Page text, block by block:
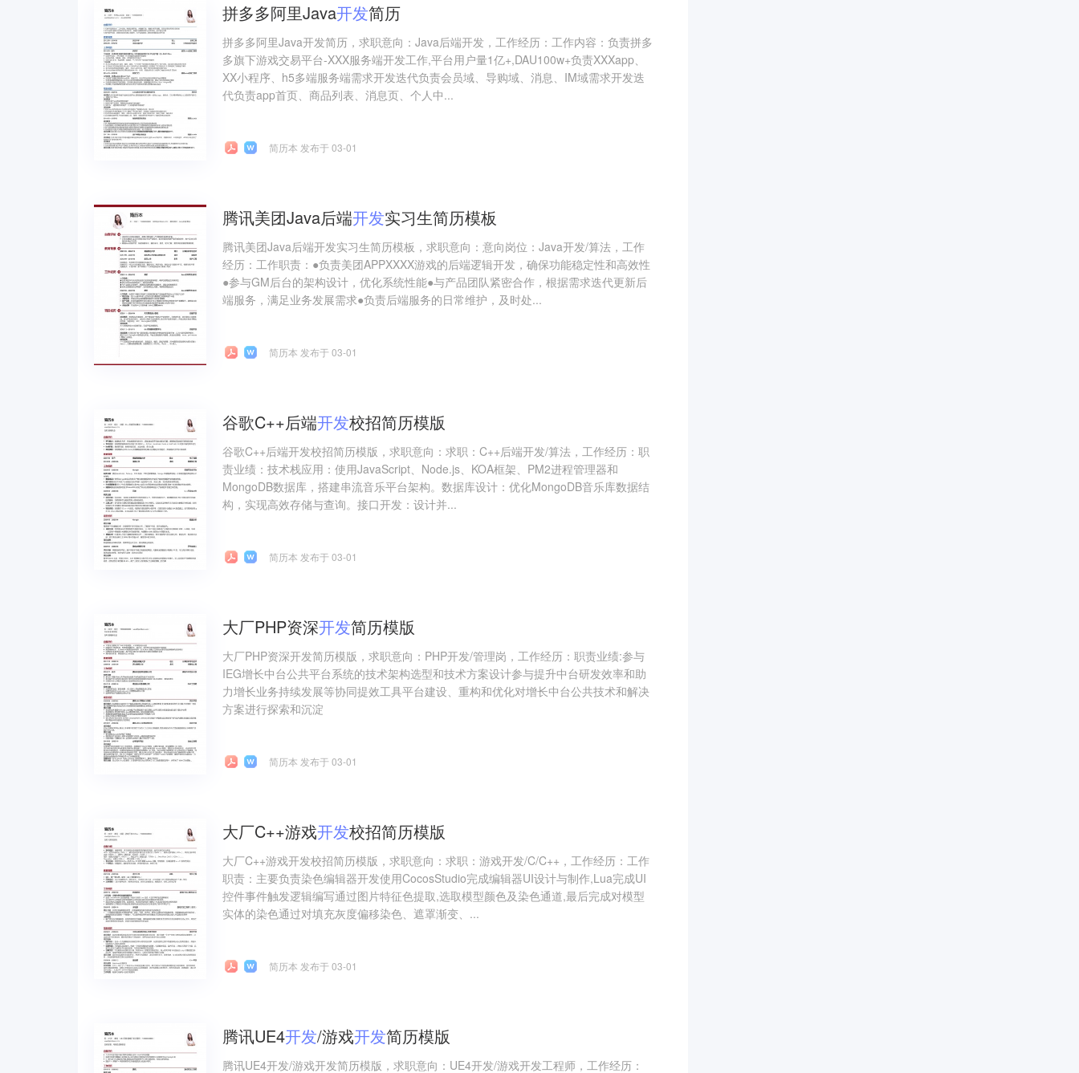
拼多多阿里Java开发简历
拼多多阿里Java开发简历，求职意向：Java后端开发，工作经历：工作内容：负责拼多
多旗下游戏交易平台-XXX服务端开发工作,平台用户量1亿+,DAU100w+负责XXXapp、
XX小程序、h5多端服务端需求开发迭代负责会员域、导购域、消息、IM域需求开发迭
代负责app首页、商品列表、消息页、个人中...
简历本 发布于 03-01
腾讯美团Java后端开发实习生简历模板
腾讯美团Java后端开发实习生简历模板，求职意向：意向岗位：Java开发/算法，工作
经历：工作职责：●负责美团APPXXXX游戏的后端逻辑开发，确保功能稳定性和高效性
●参与GM后台的架构设计，优化系统性能●与产品团队紧密合作，根据需求迭代更新后
端服务，满足业务发展需求●负责后端服务的日常维护，及时处...
简历本 发布于 03-01
谷歌C++后端开发校招简历模版
谷歌C++后端开发校招简历模版，求职意向：求职：C++后端开发/算法，工作经历：职
责业绩：技术栈应用：使用JavaScript、Node.js、KOA框架、PM2进程管理器和
MongoDB数据库，搭建串流音乐平台架构。数据库设计：优化MongoDB音乐库数据结
构，实现高效存储与查询。接口开发：设计并...
简历本 发布于 03-01
大厂PHP资深开发简历模版
大厂PHP资深开发简历模版，求职意向：PHP开发/管理岗，工作经历：职责业绩:参与
IEG增长中台公共平台系统的技术架构选型和技术方案设计参与提升中台研发效率和助
力增长业务持续发展等协同提效工具平台建设、重构和优化对增长中台公共技术和解决
方案进行探索和沉淀
简历本 发布于 03-01
大厂C++游戏开发校招简历模版
大厂C++游戏开发校招简历模版，求职意向：求职：游戏开发/C/C++，工作经历：工作
职责：主要负责染色编辑器开发使用CocosStudio完成编辑器UI设计与制作,Lua完成UI
控件事件触发逻辑编写通过图片特征色提取,选取模型颜色及染色通道,最后完成对模型
实体的染色通过对填充灰度偏移染色、遮罩渐变、...
简历本 发布于 03-01
腾讯UE4开发/游戏开发简历模版
腾讯UE4开发/游戏开发简历模版，求职意向：UE4开发/游戏开发工程师，工作经历：